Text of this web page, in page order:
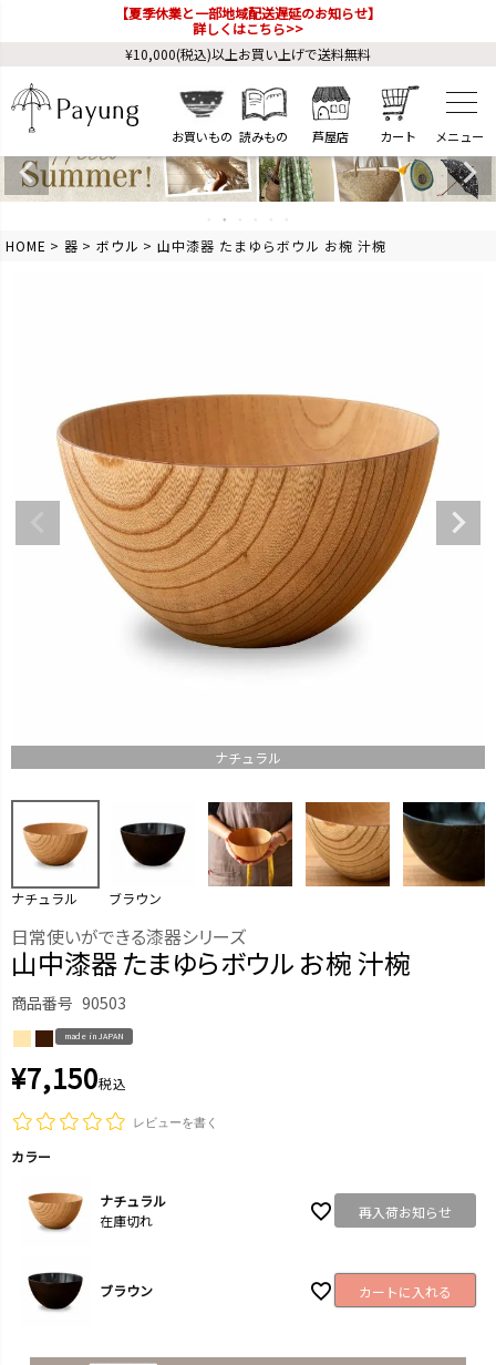
【夏季休業と一部地域配送遅延のお知らせ】
詳しくはこちら>>
¥10,000(税込)以上お買い上げで送料無料
お買いもの 読みもの 芦屋店 カート
HOME 器 ボウル 山中漆器 たまゆらボウル お椀 汁椀
ナチュラル
ナチュラル ブラウン
日常使いができる漆器シリーズ
山中漆器 たまゆらボウル お椀 汁椀
商品番号 90503
made in JAPAN
¥7,150税込
レビューを書く
カラー
ナチュラル
在庫切れ
再入荷お知らせ
ブラウン カートに入れる